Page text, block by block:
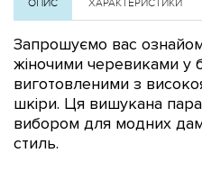
Запрошуємо вас
жіночими черевиками у
виготовленими з
шкіри. Ця вишукана
вибором для модних
стиль.